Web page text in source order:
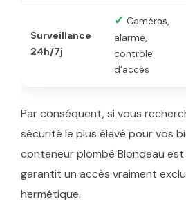
Surveillance
24h/7j
✓ Caméras,
alarme,
contrôle
d'accès
Par conséquent, si vous
sécurité le plus élevé pour vos
conteneur plombé Blondeau
garantit un accès vraiment
hermétique.